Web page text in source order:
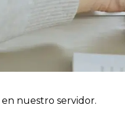
nuestro servidor.